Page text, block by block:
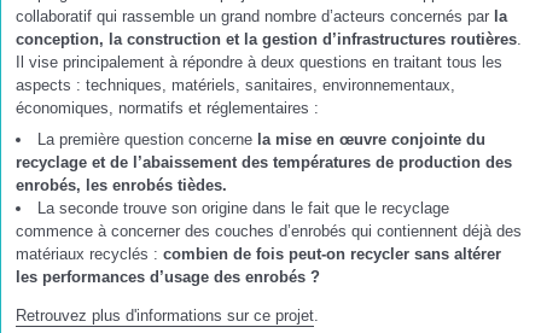
collaboratif qui rassemble un grand nombre d’acteurs concernés par la
conception, la construction et la gestion d’infrastructures routières.
Il vise principalement à répondre à deux questions en traitant tous les
aspects : techniques, matériels, sanitaires, environnementaux,
économiques, normatifs et réglementaires :
La première question concerne la mise en œuvre conjointe du
recyclage et de l’abaissement des températures de production des
enrobés, les enrobés tièdes.
La seconde trouve son origine dans le fait que le recyclage
commence à concerner des couches d’enrobés qui contiennent déjà des
matériaux recyclés : combien de fois peut-on recycler sans altérer
les performances d’usage des enrobés ?
Retrouvez plus d'informations sur ce projet